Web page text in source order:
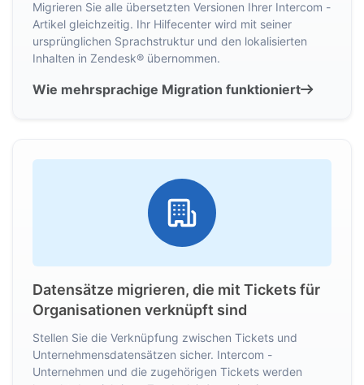
Migrieren Sie alle übersetzten Versionen Ihrer Intercom -
Artikel gleichzeitig. Ihr Hilfecenter wird mit seiner
ursprünglichen Sprachstruktur und den lokalisierten
Inhalten in Zendesk® übernommen.
Wie mehrsprachige Migration funktioniert
Datensätze migrieren, die mit Tickets für
Organisationen verknüpft sind
Stellen Sie die Verknüpfung zwischen Tickets und
Unternehmensdatensätzen sicher. Intercom -
Unternehmen und die zugehörigen Tickets werden